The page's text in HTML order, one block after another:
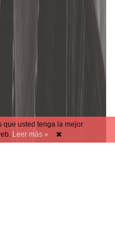
que usted tenga la mejor
Leer más »